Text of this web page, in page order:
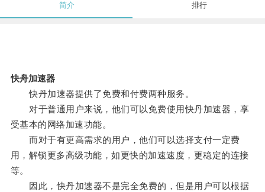
简介 排行
快舟加速器
快丹加速器提供了免费和付费两种服务。
对于普通用户来说，他们可以免费使用快丹加速器，享
受基本的网络加速功能。
而对于有更高需求的用户，他们可以选择支付一定费
用，解锁更多高级功能，如更快的加速速度，更稳定的连接
等。
因此，快丹加速器不是完全免费的，但是用户可以根据